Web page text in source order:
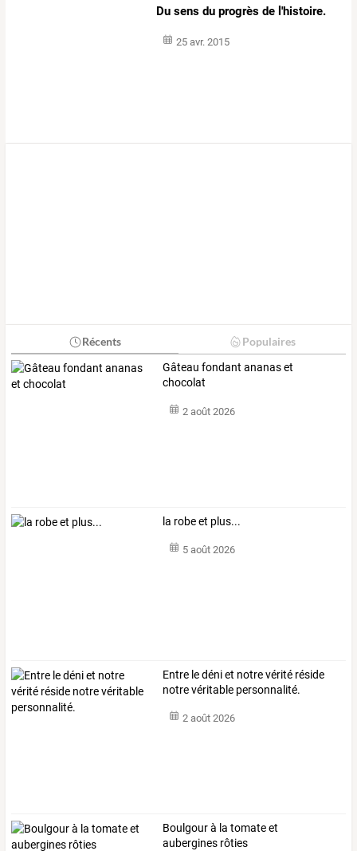
Du sens du progrès de l'histoire.
25 avr. 2015
Récents Populaires
Gâteau fondant ananas et
chocolat
2 août 2026
la robe et plus...
5 août 2026
Entre le déni et notre vérité réside
notre véritable personnalité.
2 août 2026
Boulgour à la tomate et
aubergines rôties